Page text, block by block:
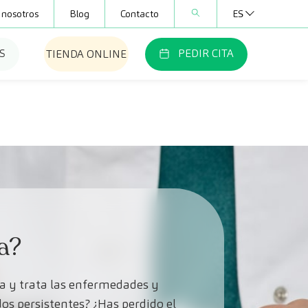
Blog Contacto ES
TIENDA ONLINE PEDIR CITA
y trata las enfermedades y
persistentes? ¿Has perdido el